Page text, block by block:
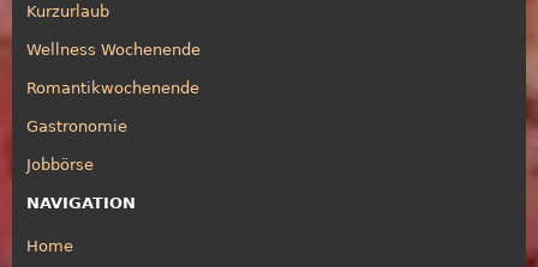
Kurzurlaub
Wellness Wochenende
Romantikwochenende
Gastronomie
Jobbörse
NAVIGATION
Home